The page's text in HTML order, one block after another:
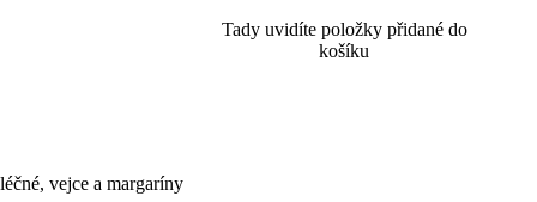
vejce a margaríny
Tady uvidíte položky přidané do
košíku